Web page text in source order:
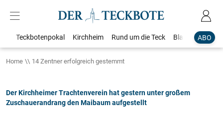
ABO
Teckbotenpokal Kirchheim Rund um die Teck Blaulicht
Home 14 Zentner erfolgreich gestemmt
Der Kirchheimer Trachtenverein hat gestern unter großem
Zuschauerandrang den Maibaum aufgestellt